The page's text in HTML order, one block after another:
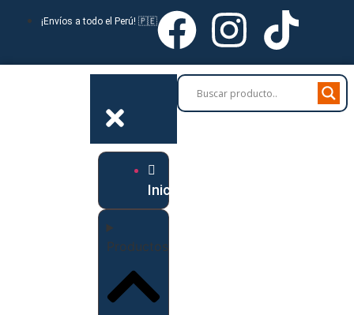
¡Envíos a todo el Perú! 🇵🇪
Inicio
Productos